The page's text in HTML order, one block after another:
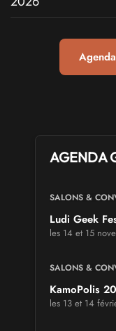
AGENDA
SALONS &
Ludi Geek
les 14 et 15
SALONS &
KamoPolis
les 13 et 14